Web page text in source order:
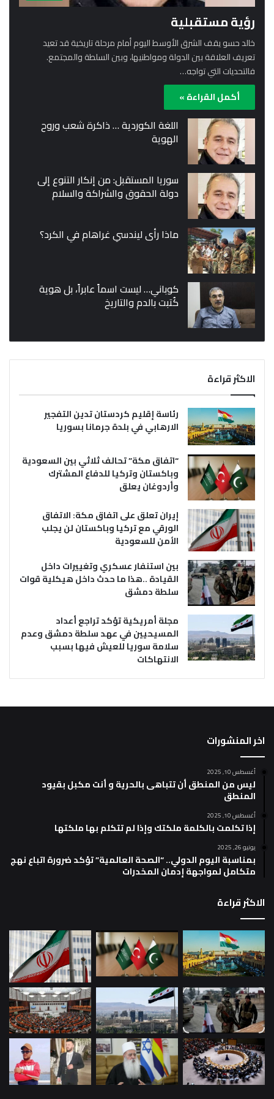
رؤية مستقبلية
خالد حسو يقف الشرق الأوسط اليوم أمام مرحلة تاريخية قد تعيد
تعريف العلاقة بين الدولة ومواطنيها، وبين السلطة والمجتمع.
فالتحديات التي تواجه…
أكمل القراءة »
اللغة الكوردية … ذاكرة شعب وروح
الهوية
سوريا المستقبل: من إنكار التنوع إلى
دولة الحقوق والشراكة والسلام
ماذا رأى ليندسي غراهام في الكرد؟
كوباني… ليست اسماً عابراً، بل هوية
كُتبت بالدم والتاريخ
الاكثر قراءة
رئاسة إقليم كردستان تدين التفجير
الارهابي في بلدة جرمانا بسوريا
“اتفاق مكة” تحالف ثلاثي بين السعودية
وباكستان وتركيا للدفاع المشترك
وأردوغان يعلق
إيران تعلق على اتفاق مكة: الاتفاق
الورقي مع تركيا وباكستان لن يجلب
الأمن للسعودية
بين استنفار عسكري وتغييرات داخل
القيادة ..هذا ما حدث داخل هيكلية قوات
سلطة دمشق
مجلة أمريكية تؤكد تراجع أعداد
المسيحيين في عهد سلطة دمشق وعدم
سلامة سوريا للعيش فيها بسبب
الانتهاكات
اخر المنشورات
أغسطس 10, 2025
ليس من المنطق أن تتباهى بالحرية و أنت مكبل بقيود
المنطق
أغسطس 10, 2025
إذا تكلمت بالكلمة ملكتك وإذا لم تتكلم بها ملكتها
يونيو 26, 2025
بمناسبة اليوم الدولي.. “الصحة العالمية” تؤكد ضرورة اتباع نهج
متكامل لمواجهة إدمان المخدرات
الاكثر قراءة